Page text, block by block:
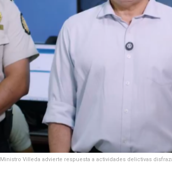
Ministro Villeda advierte respuesta a actividades delictivas